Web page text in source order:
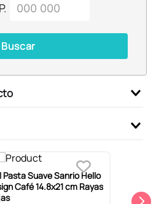
Buscar
Pasta Suave Sanrio Hello
Café 14.8x21 cm Rayas